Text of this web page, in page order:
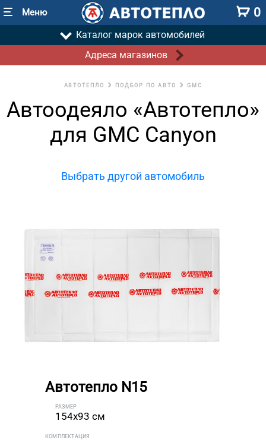
Меню 0
Каталог марок автомобилей
Адреса магазинов
АВТОТЕПЛО ПОДБОР ПО АВТО GMC
Автоодеяло «Автотепло»
для GMC Canyon
Выбрать другой автомобиль
Автотепло N15
РАЗМЕР
154x93 см
КОМПЛЕКТАЦИЯ